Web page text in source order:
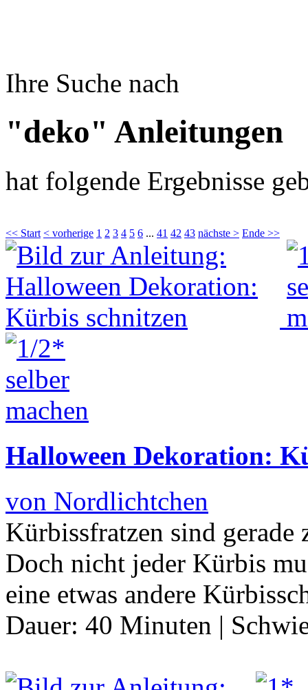
Ihre Suche nach
"deko" Anleitungen
hat folgende Ergebnisse
<< Start < vorherige 1 2 3 4 5 6 ... 41 42 43 nächste > Ende >>
Halloween Dekoration:
von Nordlichtchen
Kürbissfratzen sind
Doch nicht jeder Kürbis
eine etwas andere
Dauer: 40 Minuten |